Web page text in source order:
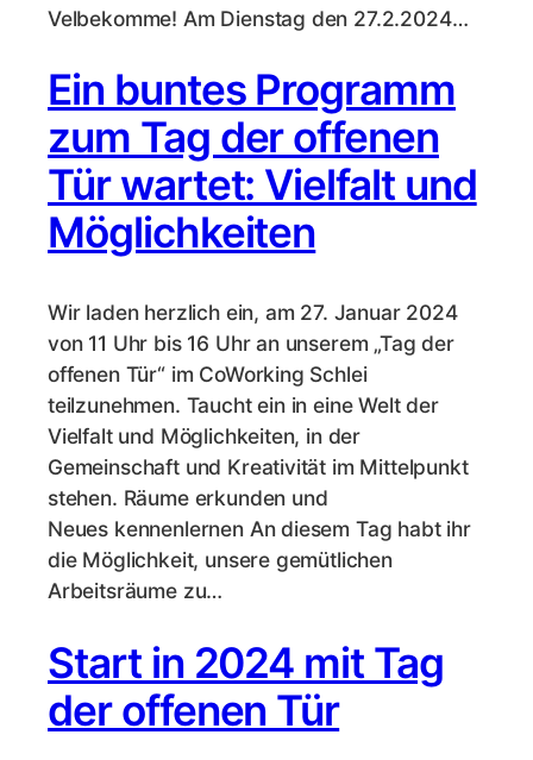
Velbekomme! Am Dienstag den 27.2.2024…
Ein buntes Programm
zum Tag der offenen
Tür wartet: Vielfalt und
Möglichkeiten
Wir laden herzlich ein, am 27. Januar 2024
von 11 Uhr bis 16 Uhr an unserem „Tag der
offenen Tür“ im CoWorking Schlei
teilzunehmen. Taucht ein in eine Welt der
Vielfalt und Möglichkeiten, in der
Gemeinschaft und Kreativität im Mittelpunkt
stehen. Räume erkunden und
Neues kennenlernen An diesem Tag habt ihr
die Möglichkeit, unsere gemütlichen
Arbeitsräume zu…
Start in 2024 mit Tag
der offenen Tür